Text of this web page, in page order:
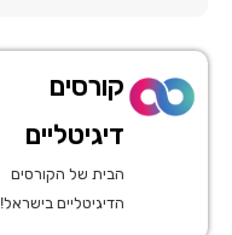
קורסים
דיגיטליים
הבית של הקורסים
הדיגיטליים בישראל!